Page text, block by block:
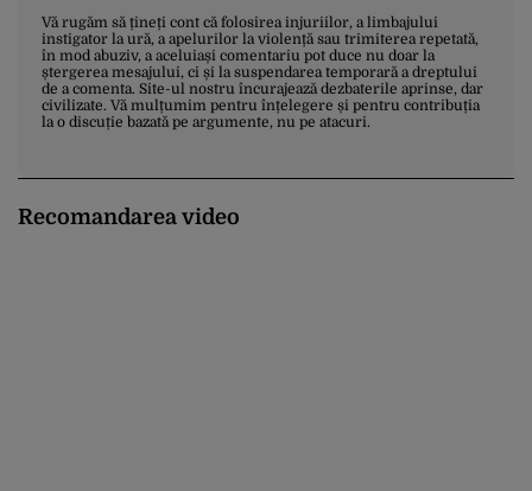
Vă rugăm să țineți cont că folosirea injuriilor, a limbajului
instigator la ură, a apelurilor la violență sau trimiterea repetată,
în mod abuziv, a aceluiași comentariu pot duce nu doar la
ștergerea mesajului, ci și la suspendarea temporară a dreptului
de a comenta. Site-ul nostru încurajează dezbaterile aprinse, dar
civilizate. Vă mulțumim pentru înțelegere și pentru contribuția
la o discuție bazată pe argumente, nu pe atacuri.
Recomandarea video